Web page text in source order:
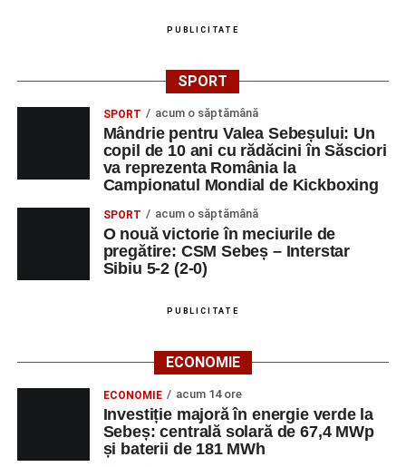
PUBLICITATE
SPORT
SPORT acum o săptămână
Mândrie pentru Valea Sebeșului: Un
copil de 10 ani cu rădăcini în Săsciori
va reprezenta România la
Campionatul Mondial de Kickboxing
SPORT acum o săptămână
O nouă victorie în meciurile de
pregătire: CSM Sebeș – Interstar
Sibiu 5-2 (2-0)
PUBLICITATE
ECONOMIE
ECONOMIE acum 14 ore
Investiție majoră în energie verde la
Sebeș: centrală solară de 67,4 MWp
și baterii de 181 MWh